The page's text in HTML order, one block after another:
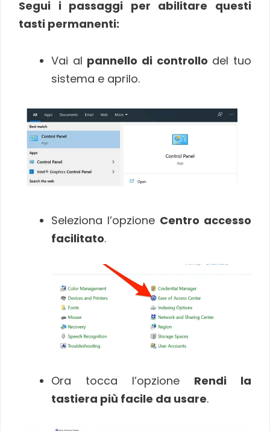
Segui i passaggi per abilitare questi
tasti permanenti:
Vai al pannello di controllo del tuo
sistema e aprilo.
Seleziona l’opzione Centro accesso
facilitato.
Ora tocca l’opzione Rendi la
tastiera più facile da usare.